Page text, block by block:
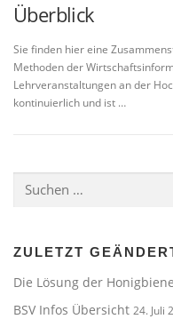
Überblick
Sie finden hier eine
Methoden der
Lehrveranstaltungen an der
kontinuierlich und ist …
nach:
ZULETZT
Die Lösung der
BSV Infos Übersicht 24. Juli